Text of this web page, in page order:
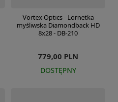
Vortex Optics - Lornetka
myśliwska Diamondback HD
8x28 - DB-210
779,00 PLN
DOSTĘPNY